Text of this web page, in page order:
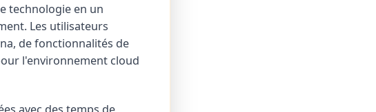
technologie en un
Les utilisateurs
de fonctionnalités de
l'environnement cloud